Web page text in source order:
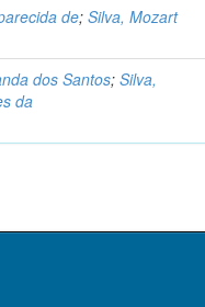
de;Silva, Mozart
dos Santos;Silva,
da